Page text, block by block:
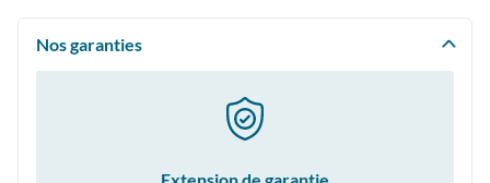
Nos garanties